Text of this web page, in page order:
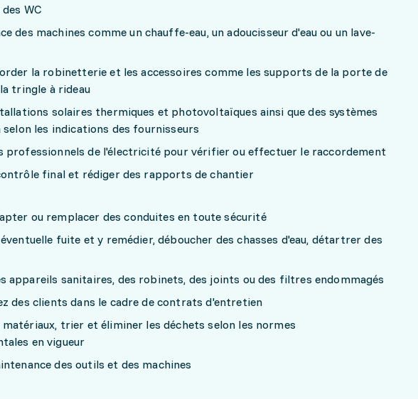
WC
des machines comme un chauffe-eau, un adoucisseur d'eau ou un lave-
la robinetterie et les accessoires comme les supports de la porte de
tringle à rideau
solaires thermiques et photovoltaïques ainsi que des systèmes
les indications des fournisseurs
professionnels de l'électricité pour vérifier ou effectuer le raccordement
final et rédiger des rapports de chantier
ou remplacer des conduites en toute sécurité
fuite et y remédier, déboucher des chasses d'eau, détartrer des
appareils sanitaires, des robinets, des joints ou des filtres endommagés
des clients dans le cadre de contrats d'entretien
trier et éliminer les déchets selon les normes
en vigueur
des outils et des machines